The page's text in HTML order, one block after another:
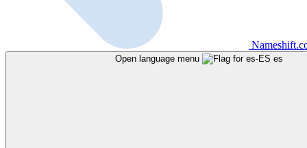
Open language menu es